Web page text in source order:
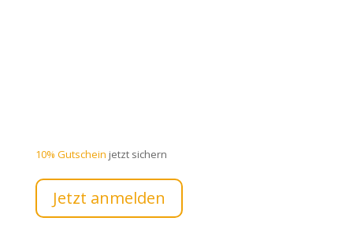
10% Gutschein jetzt sichern
Jetzt anmelden